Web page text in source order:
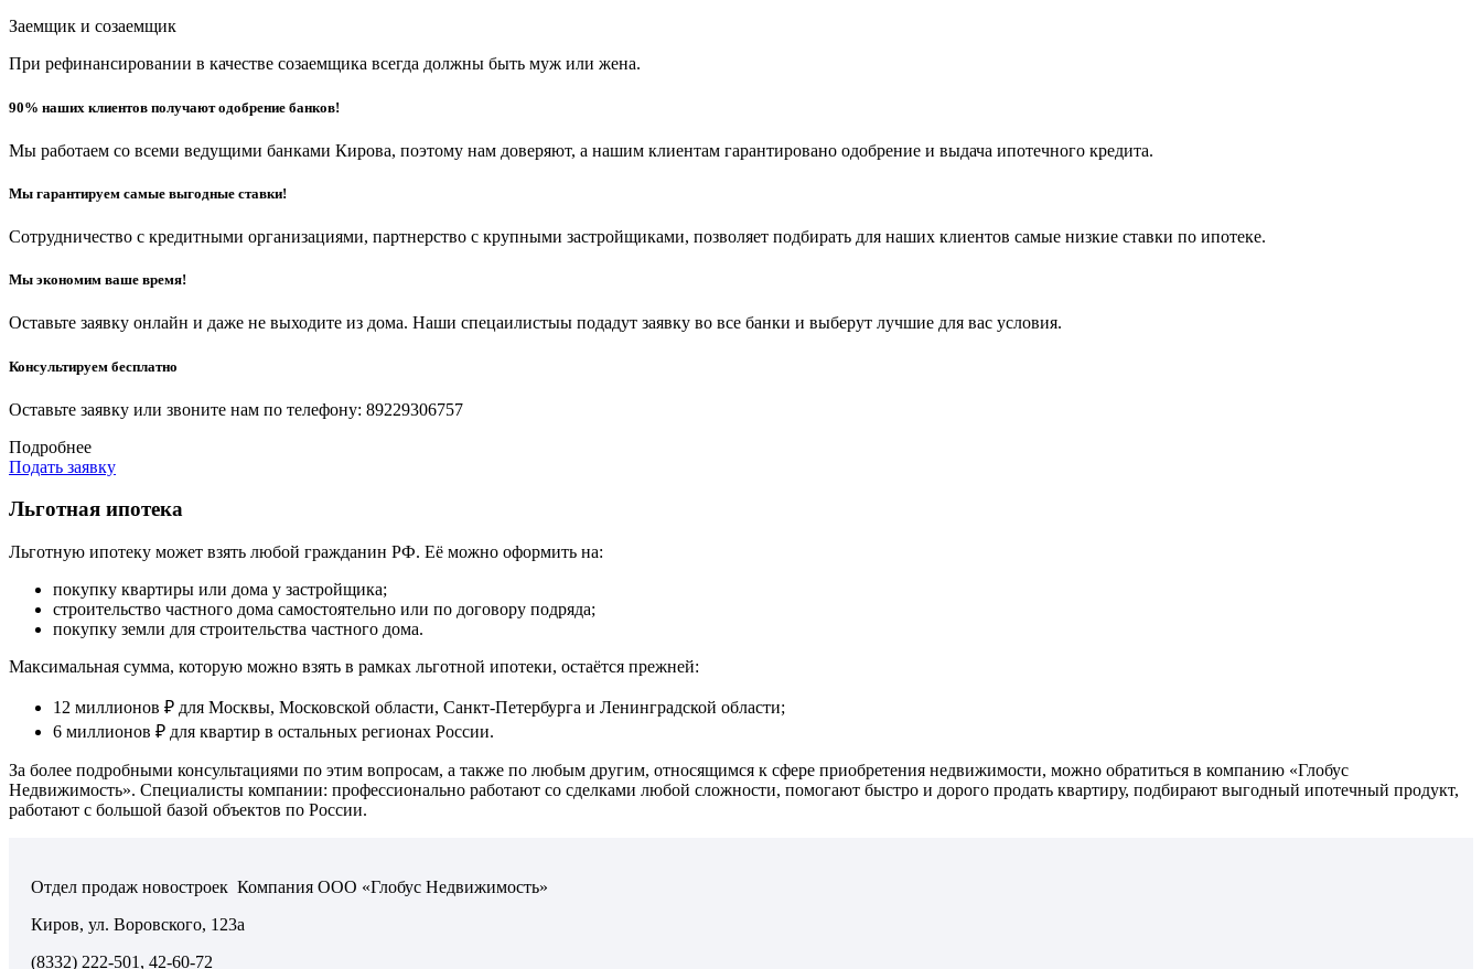
Заемщик и созаемщик
При рефинансировании в качестве созаемщика всегда должны быть муж или жена.
90% наших клиентов получают одобрение банков!
Мы работаем со всеми ведущими банками Кирова, поэтому нам доверяют, а нашим клиентам гарантировано одобрение и выдача ипотечного кредита.
Мы гарантируем самые выгодные ставки!
Сотрудничество с кредитными организациями, партнерство с крупными застройщиками, позволяет подбирать для наших клиентов самые низкие ставки по ипотеке.
Мы экономим ваше время!
Оставьте заявку онлайн и даже не выходите из дома. Наши спецаилистыы подадут заявку во все банки и выберут лучшие для вас условия.
Консультируем бесплатно
Оставьте заявку или звоните нам по телефону: 89229306757
Подробнее
Подать заявку
Льготная ипотека
Льготную ипотеку может взять любой гражданин РФ. Её можно оформить на:
покупку квартиры или дома у застройщика;
строительство частного дома самостоятельно или по договору подряда;
покупку земли для строительства частного дома.
Максимальная сумма, которую можно взять в рамках льготной ипотеки, остаётся прежней:
12 миллионов ₽ для Москвы, Московской области, ­Санкт-Петербурга и Ленинградской области;
6 миллионов ₽ для квартир в остальных регионах России.
За более подробными консультациями по этим вопросам, а также по любым другим, относящимся к сфере приобретения недвижимости, можно обратиться в компанию «Глобус
Недвижимость». Специалисты компании: профессионально работают ­со сделками любой сложности, помогают быстро и дорого продать квартиру, подбирают выгодный ипотечный продукт,
работают с большой базой объектов ­по России.
Отдел продаж новостроек ­ Компания ООО «Глобус Недвижимость»
Киров, ­ул. Воровского, 123а
(8332) 222-501, 42-60-72